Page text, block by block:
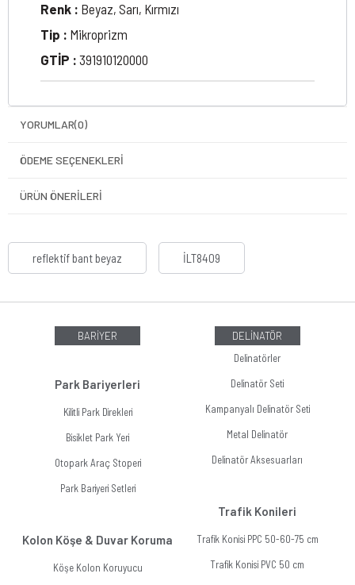
Renk : Beyaz, Sarı, Kırmızı
Tip : Mikroprizm
GTİP : 391910120000
YORUMLAR(0)
ÖDEME SEÇENEKLERI
ÜRÜN ÖNERILERI
reflektif bant beyaz İLT8409
BARİYER
Park Bariyerleri
Kilitli Park Direkleri
Bisiklet Park Yeri
Otopark Araç Stoperi
Park Bariyeri Setleri
Kolon Köşe & Duvar Koruma
Köşe Kolon Koruyucu
DELİNATÖR
Delinatörler
Delinatör Seti
Kampanyalı Delinatör Seti
Metal Delinatör
Delinatör Aksesuarları
Trafik Konileri
Trafik Konisi PPC 50-60-75 cm
Trafik Konisi PVC 50 cm